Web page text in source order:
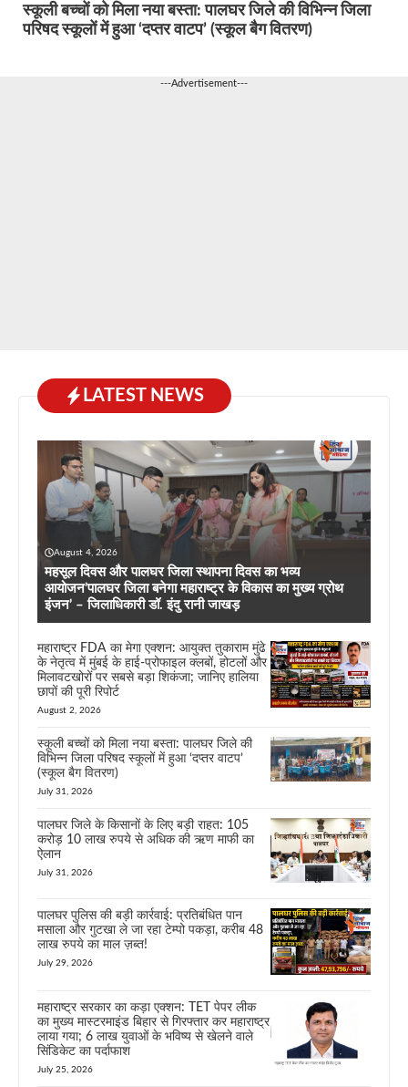
स्कूली बच्चों को मिला नया बस्ता: पालघर जिले की विभिन्न जिला
परिषद स्कूलों में हुआ ‘दप्तर वाटप’ (स्कूल बैग वितरण)
---Advertisement---
LATEST NEWS
August 4, 2026
महसूल दिवस और पालघर जिला स्थापना दिवस का भव्य
आयोजन’पालघर जिला बनेगा महाराष्ट्र के विकास का मुख्य ग्रोथ
इंजन’ – जिलाधिकारी डॉ. इंदु रानी जाखड़
महाराष्ट्र FDA का मेगा एक्शन: आयुक्त तुकाराम मुंढे
के नेतृत्व में मुंबई के हाई-प्रोफाइल क्लबों, होटलों और
मिलावटखोरों पर सबसे बड़ा शिकंजा; जानिए हालिया
छापों की पूरी रिपोर्ट
August 2, 2026
स्कूली बच्चों को मिला नया बस्ता: पालघर जिले की
विभिन्न जिला परिषद स्कूलों में हुआ ‘दप्तर वाटप’
(स्कूल बैग वितरण)
July 31, 2026
पालघर जिले के किसानों के लिए बड़ी राहत: 105
करोड़ 10 लाख रुपये से अधिक की ऋण माफी का
ऐलान
July 31, 2026
पालघर पुलिस की बड़ी कार्रवाई: प्रतिबंधित पान
मसाला और गुटखा ले जा रहा टेम्पो पकड़ा, करीब 48
लाख रुपये का माल ज़ब्त!
July 29, 2026
महाराष्ट्र सरकार का कड़ा एक्शन: TET पेपर लीक
का मुख्य मास्टरमाइंड बिहार से गिरफ्तार कर महाराष्ट्र
लाया गया; 6 लाख युवाओं के भविष्य से खेलने वाले
सिंडिकेट का पर्दाफाश
July 25, 2026